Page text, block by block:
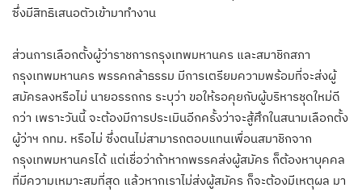
ซึ่งมีสิทธิเสนอตัวเข้ามาทำงาน
ส่วนการเลือกตั้งผู้ว่าราชการกรุงเทพมหานคร และสมาชิกสภา
กรุงเทพมหานคร พรรคกล้าธรรม มีการเตรียมความพร้อมที่จะส่งผู้
สมัครลงหรือไม่ นายอรรถกร ระบุว่า ขอให้รอคุยกับผู้บริหารชุดใหม่ดี
กว่า เพราะวันนี้ จะต้องมีการประเมินอีกครั้งว่าจะสู้ศึกในสนามเลือกตั้ง
ผู้ว่าฯ กทม. หรือไม่ ซึ่งตนไม่สามารถตอบแทนเพื่อนสมาชิกจาก
กรุงเทพมหานครได้ แต่เชื่อว่าถ้าหากพรรคส่งผู้สมัคร ก็ต้องหาบุคคล
ที่มีความเหมาะสมที่สุด แล้วหากเราไม่ส่งผู้สมัคร ก็จะต้องมีเหตุผล มา